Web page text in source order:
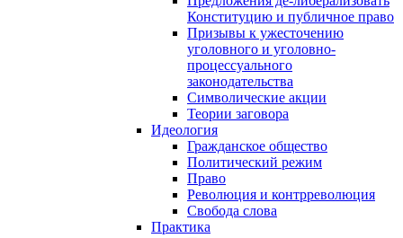
Конституцию и публичное право
Призывы к ужесточению
уголовного и уголовно-
процессуального
законодательства
Символические акции
Теории заговора
Идеология
Гражданское общество
Политический режим
Право
Революция и контрреволюция
Свобода слова
Практика